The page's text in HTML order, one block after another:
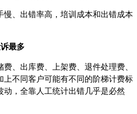
慢、出错率高，培训成本和出错成本
最多
、出库费、上架费、退件处理费、
上不同客户可能有不同的阶梯计费标
，全靠人工统计出错几乎是必然